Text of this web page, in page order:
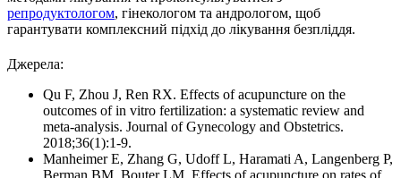
репродуктологом, гінекологом та андрологом, щоб
гарантувати комплексний підхід до лікування безпліддя.
Джерела:
Qu F, Zhou J, Ren RX. Effects of acupuncture on the
outcomes of in vitro fertilization: a systematic review and
meta-analysis. Journal of Gynecology and Obstetrics.
2018;36(1):1-9.
Manheimer E, Zhang G, Udoff L, Haramati A, Langenberg P,